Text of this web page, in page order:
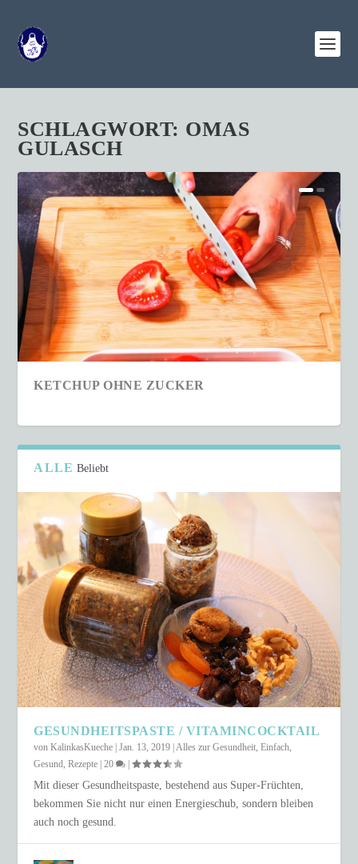
SCHLAGWORT: OMAS
GULASCH
KETCHUP OHNE ZUCKER
SCHNELLER COUSCOUS-SALAT IN NUR 15
MINUTEN
ALLE Beliebt
GESUNDHEITSPASTE / VITAMINCOCKTAIL
vonKalinkasKueche |Jan. 13, 2019 |Alles zur Gesundheit,Einfach,
Gesund,Rezepte |20 |
Mit dieser Gesundheitspaste, bestehend aus Super-Früchten,
bekommen Sie nicht nur einen Energieschub, sondern bleiben
auch noch gesund.